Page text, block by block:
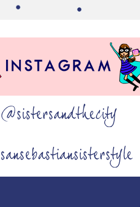
@sistersandthecity